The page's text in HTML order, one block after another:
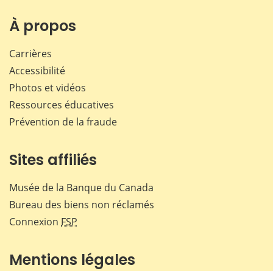
À propos
Carrières
Accessibilité
Photos et vidéos
Ressources éducatives
Prévention de la fraude
Sites affiliés
Musée de la Banque du Canada
Bureau des biens non réclamés
Connexion FSP
Mentions légales